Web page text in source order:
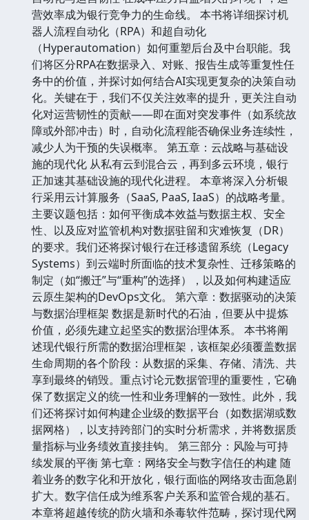
营效率成为银行竞争力的生命线。 本书将详细探讨机
器人流程自动化（RPA）和超自动化
（Hyperautomation）如何重塑后台及中台职能。我
们将区分RPA在数据录入、对账、报告生成等重复性任
务中的价值，并探讨如何结合AI实现更复杂的决策自动
化。关键在于，我们不仅关注效率的提升，更关注自动
化对运营韧性的贡献——即在面对突发事件（如系统故
障或外部冲击）时，自动化流程能否确保业务连续性，
减少人为干预的失误概率。 第五章：云战略与基础设
施的现代化 从私有云到混合云，再到多云环境，银行
正加速其基础设施的现代化进程。 本章将深入分析银
行采用云计算服务（SaaS, PaaS, IaaS）的战略考量。
主要议题包括：如何平衡成本效益与数据主权、安全
性、以及应对监管机构对数据驻留和灾难恢复（DR）
的要求。我们还将探讨银行在迁移遗留系统（Legacy
Systems）到云端时所面临的技术复杂性、迁移策略的
制定（如“搬迁”与“重构”的选择），以及如何构建适应
云原生架构的DevOps文化。 第六章：数据驱动的决策
与数据治理框架 数据是新时代的石油，但要从中提炼
价值，必须先建立起坚实的数据治理体系。 本书将阐
述现代银行所需的数据治理框架，该框架必须覆盖数据
生命周期的各个阶段：从数据的采集、存储、清洗、共
享到最终的销毁。重点讨论元数据管理的重要性，它确
保了数据定义的统一性和业务理解的一致性。此外，我
们还将探讨如何构建企业级的数据平台（如数据湖或数
据网格），以支持跨部门的实时分析需求，并将数据质
量指标与业务绩效直接挂钩。 第三部分：风险与可持
续发展的平衡 第七章：网络安全与数字信任的构建 随
着业务的数字化和开放化，银行面临的网络攻击面急剧
扩大。数字信任成为维系客户关系和监管合规的基石。
本章将超越传统的防火墙和杀毒软件范畴，探讨现代网